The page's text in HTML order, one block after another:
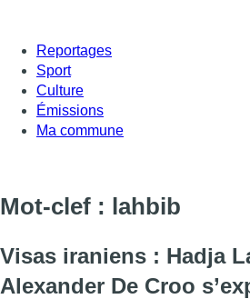
Reportages
Sport
Culture
Émissions
Ma commune
Mot-clef : lahbib
Visas iraniens : Hadja
Alexander De Croo